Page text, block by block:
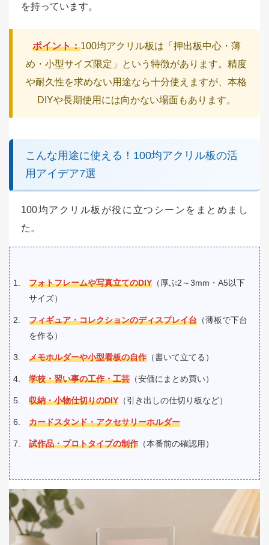
を持っています。
ポイント：100均アクリル板は「押出板中心・薄
め・小型サイズ限定」という特徴があります。精度
や耐久性を求めない用途なら十分使えますが、本格
DIYや長期使用には向かない場面もあります。
こんな用途に使える！100均アクリル板の活
用アイデア7選
100均アクリル板が役に立つシーンをまとめまし
た。
フォトフレームや写真立てのDIY （厚ぷ2～3mm・A5以下
サイズ）
フィギュア・コレクションのディスプレイ台 （薄板で下台
を作る）
メモホルダーや小型看板の自作 （書いて立てる）
学校・習い事の工作・工芸 （安価にまとめ買い）
収納・小物仕切りのDIY （引き出しの仕切り板など）
カードスタンド・アクセサリーホルダー
試作品・プロトタイプの制作 （本番前の確認用）